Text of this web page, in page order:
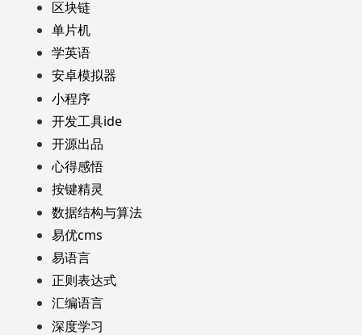
区块链
单片机
学英语
安卓模拟器
小程序
开发工具ide
开源出品
心得感悟
按键精灵
数据结构与算法
易优cms
易语言
正则表达式
汇编语言
深度学习